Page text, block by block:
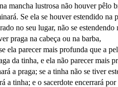
mancha lustrosa não houver
Se ela se houver estendido na
no seu lugar, não se
praga na cabeça ou na barba,
ela parecer mais profunda que a
da tinha, e ela não parecer mais
a praga; se a tinha não se tiver
a tinha; e o sacerdote encerrará